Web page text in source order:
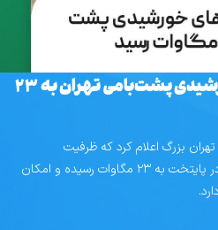
ظرفیت نیروگاه‌های خورشیدی پشت‌بامی تهران به ۲۳
بزرگ اعلام کرد که ظرفیت
نیروگاه‌های خورشیدی پشت‌بامی در پایتخت به ۲۳ مگاوات رسیده و امکان